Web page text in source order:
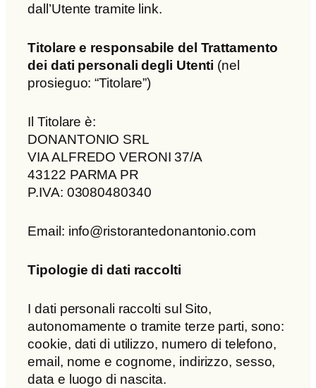
dall’Utente tramite link.
Titolare e responsabile del Trattamento
dei dati personali degli Utenti (nel
prosieguo: “Titolare”)
Il Titolare è:
DONANTONIO SRL
VIA ALFREDO VERONI 37/A
43122 PARMA PR
P.IVA: 03080480340
Email: info@ristorantedonantonio.com
Tipologie di dati raccolti
I dati personali raccolti sul Sito,
autonomamente o tramite terze parti, sono:
cookie, dati di utilizzo, numero di telefono,
email, nome e cognome, indirizzo, sesso,
data e luogo di nascita.